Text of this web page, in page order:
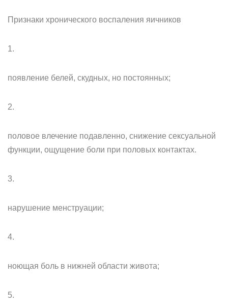
Признаки хронического воспаления яичников
1.
появление белей, скудных, но постоянных;
2.
половое влечение подавленно, снижение сексуальной
функции, ощущение боли при половых контактах.
3.
нарушение менструации;
4.
ноющая боль в нижней области живота;
5.